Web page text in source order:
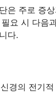
은 주로 증
요 시 다음
다.
경의 전기